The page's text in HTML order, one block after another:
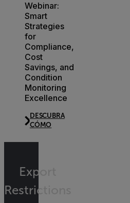
Webinar:
Smart
Strategies
for
Compliance,
Cost
Savings, and
Condition
Monitoring
Excellence
DESCUBRA
CÓMO
Export
Restrictions